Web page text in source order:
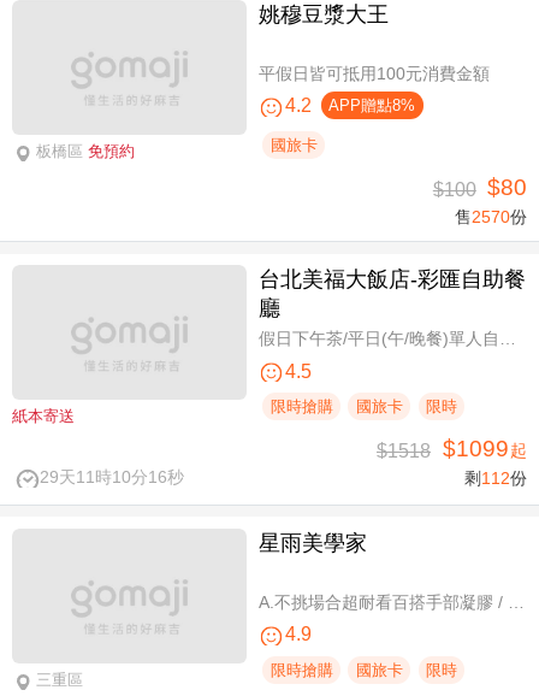
板橋區 免預約
姚穆豆漿大王
平假日皆可抵用100元消費金額
4.2 APP贈點8%
國旅卡
$100 $80
售2570份
紙本寄送
台北美福大飯店-彩匯自助餐
廳
假日下午茶/平日(午/晚餐)單人自助吃到飽券
4.5
限時搶購 國旅卡 限時
29天11時10分16秒
$1518 $1099起
剩 112份
三重區
星雨美學家
4.9
限時搶購 國旅卡 限時